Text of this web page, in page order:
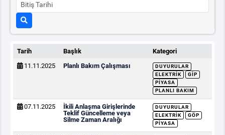
Tarih Başlık
Kategori
11.11.2025
Planlı Bakım Çalışması
DUYURULAR
ELEKTRIK
GİP
PIYASA
PLANLI BAKIM
07.11.2025
İkili Anlaşma Girişlerinde
Teklif Güncelleme veya
Silme Zaman Aralığı
DUYURULAR
ELEKTRIK
GÖP
PIYASA